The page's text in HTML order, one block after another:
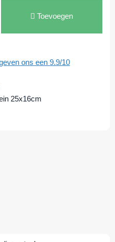
Toevoegen
ons een 9.9/10
25x16cm